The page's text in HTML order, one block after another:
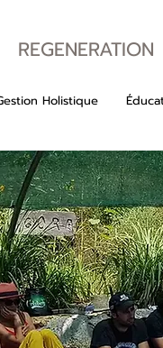
REGENERATION
Holistique